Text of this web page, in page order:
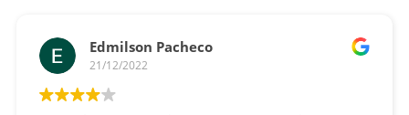
Edmilson Pacheco
21/12/2022